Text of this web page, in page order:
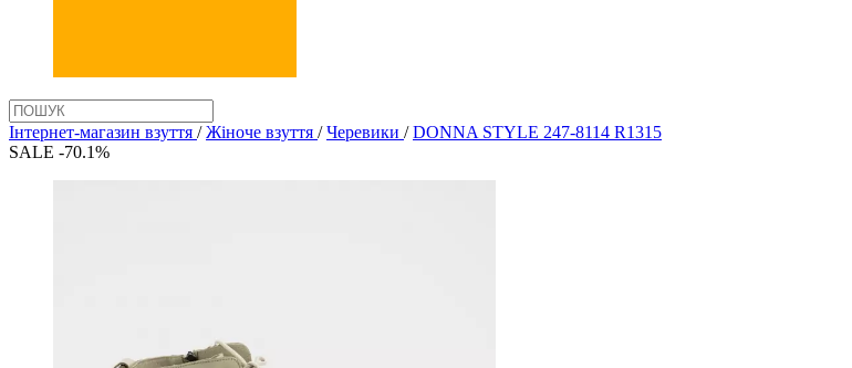
Інтернет-магазин взуття / Жіноче взуття / Черевики / DONNA STYLE 247-8114 R1315
SALE -70.1%